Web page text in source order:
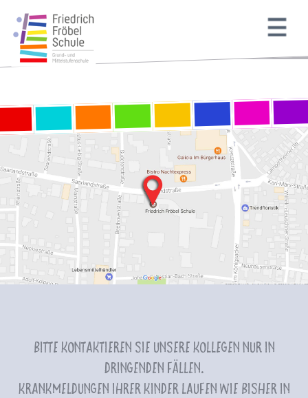
Bitte kontaktieren Sie unsere Kollegen nur in
dringenden Fällen.
Krankmeldungen Ihrer Kinder laufen wie bisher in